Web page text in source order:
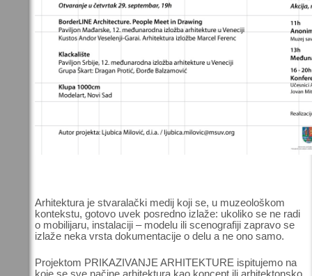
Arhitektura je stvaralački medij koji se, u muzeološkom
kontekstu, gotovo uvek posredno izlaže: ukoliko se ne radi
o mobilijaru, instalaciji – modelu ili scenografiji zapravo se
izlaže neka vrsta dokumentacije o delu a ne ono samo.
Projektom PRIKAZIVANJE ARHITEKTURE ispitujemo na
koje se sve načine arhitektura kao koncept ili arhitektonsko